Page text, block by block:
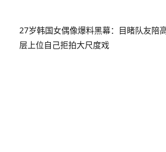
27岁韩国女偶像爆料黑幕：目睹队友陪
层上位自己拒拍大尺度戏